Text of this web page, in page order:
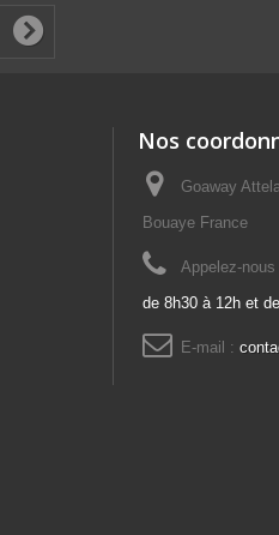
Nos
Goaway
Bouaye France
Appelez-nous
de 8h30 à 12h et
E-mail :